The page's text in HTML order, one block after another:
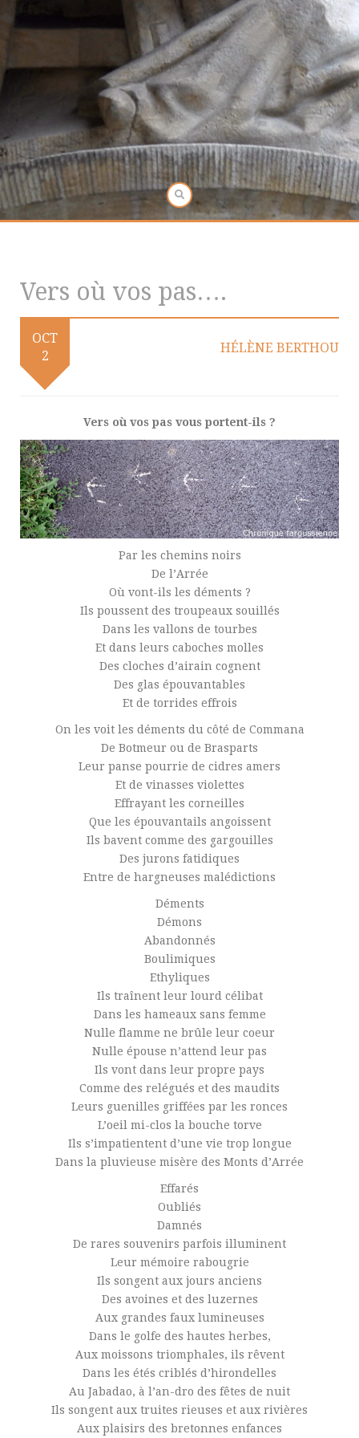
Vers où vos pas….
OCT
2
HÉLÈNE BERTHOU
Vers où vos pas vous portent-ils ?
Par les chemins noirs
De l’Arrée
Où vont-ils les déments ?
Ils poussent des troupeaux souillés
Dans les vallons de tourbes
Et dans leurs caboches molles
Des cloches d’airain cognent
Des glas épouvantables
Et de torrides effrois
On les voit les déments du côté de Commana
De Botmeur ou de Brasparts
Leur panse pourrie de cidres amers
Et de vinasses violettes
Effrayant les corneilles
Que les épouvantails angoissent
Ils bavent comme des gargouilles
Des jurons fatidiques
Entre de hargneuses malédictions
Déments
Démons
Abandonnés
Boulimiques
Ethyliques
Ils traînent leur lourd célibat
Dans les hameaux sans femme
Nulle flamme ne brûle leur coeur
Nulle épouse n’attend leur pas
Ils vont dans leur propre pays
Comme des relégués et des maudits
Leurs guenilles griffées par les ronces
L’oeil mi-clos la bouche torve
Ils s’impatientent d’une vie trop longue
Dans la pluvieuse misère des Monts d’Arrée
Effarés
Oubliés
Damnés
De rares souvenirs parfois illuminent
Leur mémoire rabougrie
Ils songent aux jours anciens
Des avoines et des luzernes
Aux grandes faux lumineuses
Dans le golfe des hautes herbes,
Aux moissons triomphales, ils rêvent
Dans les étés criblés d’hirondelles
Au Jabadao, à l’an-dro des fêtes de nuit
Ils songent aux truites rieuses et aux rivières
Aux plaisirs des bretonnes enfances